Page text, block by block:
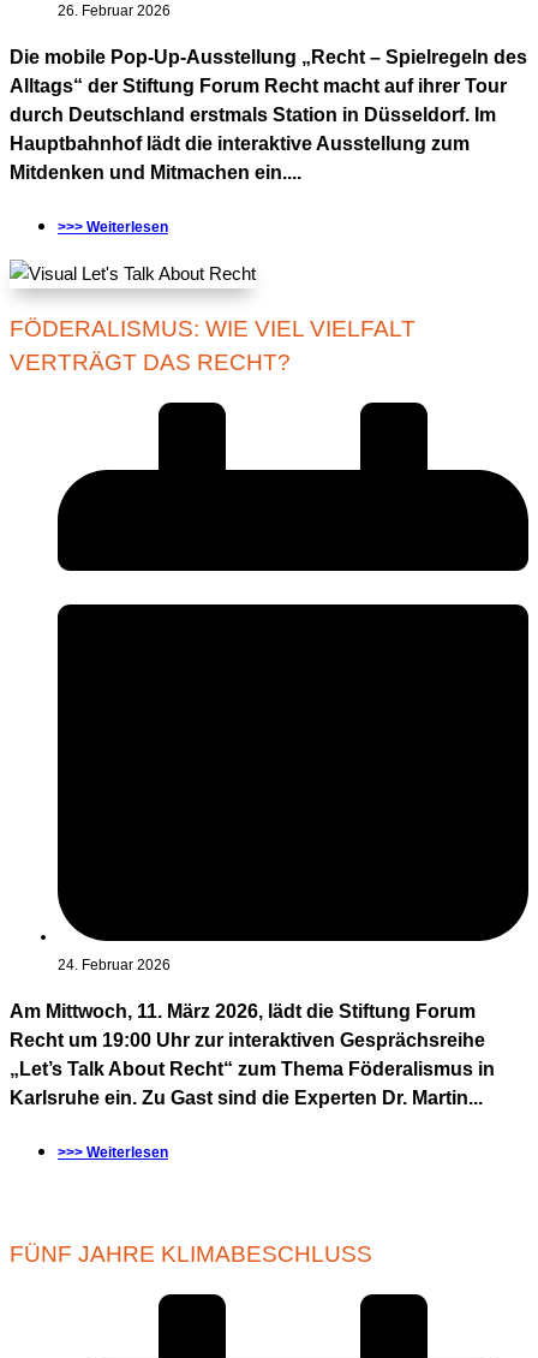
26. Februar 2026
Die mobile Pop-Up-Ausstellung „Recht – Spielregeln des
Alltags“ der Stiftung Forum Recht macht auf ihrer Tour
durch Deutschland erstmals Station in Düsseldorf. Im
Hauptbahnhof lädt die interaktive Ausstellung zum
Mitdenken und Mitmachen ein....
>>> Weiterlesen
FÖDERALISMUS: WIE VIEL VIELFALT
VERTRÄGT DAS RECHT?
24. Februar 2026
Am Mittwoch, 11. März 2026, lädt die Stiftung Forum
Recht um 19:00 Uhr zur interaktiven Gesprächsreihe
„Let’s Talk About Recht“ zum Thema Föderalismus in
Karlsruhe ein. Zu Gast sind die Experten Dr. Martin...
>>> Weiterlesen
FÜNF JAHRE KLIMABESCHLUSS